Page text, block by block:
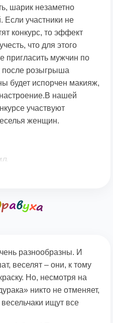
шарик незаметно
Если участники не
конкурс, то эффект
что для этого
пригласить мужчин по
после розыгрыша
будет испорчен макияж,
нашей
участвуют
женщин.
разнообразны. И
веселят – они, к тому
Но, несмотря на
никто не отменяет,
ищут все